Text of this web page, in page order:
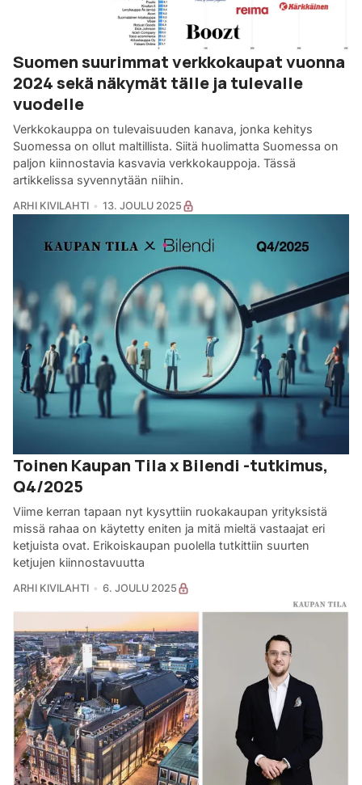
Suomen suurimmat verkkokaupat vuonna
2024 sekä näkymät tälle ja tulevalle
vuodelle
Verkkokauppa on tulevaisuuden kanava, jonka kehitys
Suomessa on ollut maltillista. Siitä huolimatta Suomessa on
paljon kiinnostavia kasvavia verkkokauppoja. Tässä
artikkelissa syvennytään niihin.
ARHI KIVILAHTI 13. JOULU 2025
Toinen Kaupan Tila x Bilendi -tutkimus,
Q4/2025
Viime kerran tapaan nyt kysyttiin ruokakaupan yrityksistä
missä rahaa on käytetty eniten ja mitä mieltä vastaajat eri
ketjuista ovat. Erikoiskaupan puolella tutkittiin suurten
ketjujen kiinnostavuutta
ARHI KIVILAHTI 6. JOULU 2025